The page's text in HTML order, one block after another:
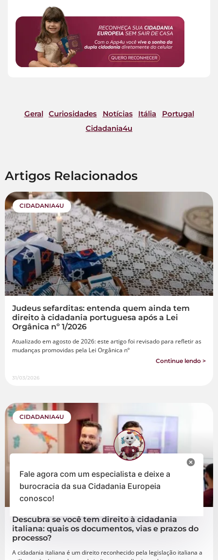
Geral Curiosidades Notícias Itália
Portugal
Cidadania4u
Artigos Relacionados
CIDADANIA4U
Judeus sefarditas: entenda quem ainda tem
direito à cidadania portuguesa após a Lei
Orgânica nº 1/2026
Atualizado em agosto de 2026: este artigo foi revisado para refletir as
mudanças promovidas pela Lei Orgânica nº
Continue lendo >
31/03/2026
CIDADANIA4U
Descubra se você tem direito à cidadania
italiana: quais os documentos, vias e prazos do
processo?
A cidadania italiana é um direito reconhecido pela legislação italiana a
Fale agora com um especialista e deixe a
burocracia da sua Cidadania Europeia
conosco!